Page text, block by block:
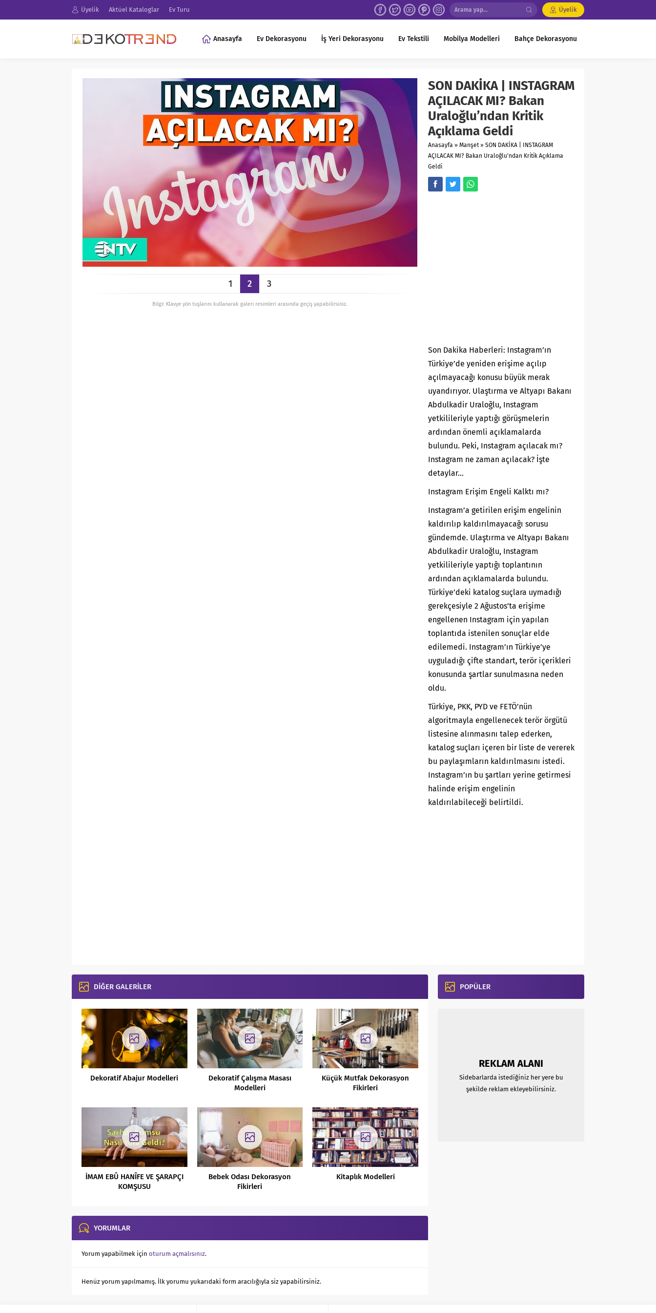
Üyelik Aktüel Kataloglar Ev Turu Üyelik
Anasayfa Ev Dekorasyonu İş Yeri Dekorasyonu Ev Tekstili Mobilya Modelleri Bahçe Dekorasyonu
1 2 3
Bilgi: Klavye yön tuşlarını kullanarak galeri resimleri arasında geçiş yapabilirsiniz.
SON DAKİKA | INSTAGRAM
AÇILACAK MI? Bakan
Uraloğlu’ndan Kritik
Açıklama Geldi
Anasayfa » Manşet » SON DAKİKA | INSTAGRAM
AÇILACAK MI? Bakan Uraloğlu'ndan Kritik Açıklama
Geldi
Son Dakika Haberleri: Instagram’ın
Türkiye’de yeniden erişime açılıp
açılmayacağı konusu büyük merak
uyandırıyor. Ulaştırma ve Altyapı Bakanı
Abdulkadir Uraloğlu, Instagram
yetkilileriyle yaptığı görüşmelerin
ardından önemli açıklamalarda
bulundu. Peki, Instagram açılacak mı?
Instagram ne zaman açılacak? İşte
detaylar…
Instagram Erişim Engeli Kalktı mı?
Instagram’a getirilen erişim engelinin
kaldırılıp kaldırılmayacağı sorusu
gündemde. Ulaştırma ve Altyapı Bakanı
Abdulkadir Uraloğlu, Instagram
yetkilileriyle yaptığı toplantının
ardından açıklamalarda bulundu.
Türkiye’deki katalog suçlara uymadığı
gerekçesiyle 2 Ağustos’ta erişime
engellenen Instagram için yapılan
toplantıda istenilen sonuçlar elde
edilemedi. Instagram’ın Türkiye’ye
uyguladığı çifte standart, terör içerikleri
konusunda şartlar sunulmasına neden
oldu.
Türkiye, PKK, PYD ve FETÖ’nün
algoritmayla engellenecek terör örgütü
listesine alınmasını talep ederken,
katalog suçları içeren bir liste de vererek
bu paylaşımların kaldırılmasını istedi.
Instagram’ın bu şartları yerine getirmesi
halinde erişim engelinin
kaldırılabileceği belirtildi.
DİĞER GALERİLER
Dekoratif Abajur Modelleri
Dekoratif Çalışma Masası
Modelleri
Küçük Mutfak Dekorasyon
Fikirleri
İMAM EBÛ HANÎFE VE ŞARAPÇI
KOMŞUSU
Bebek Odası Dekorasyon
Fikirleri
Kitaplık Modelleri
YORUMLAR
Yorum yapabilmek için oturum açmalısınız.
Henüz yorum yapılmamış. İlk yorumu yukarıdaki form aracılığıyla siz yapabilirsiniz.
POPÜLER
REKLAM ALANI
Sidebarlarda istediğiniz her yere bu
şekilde reklam ekleyebilirsiniz.